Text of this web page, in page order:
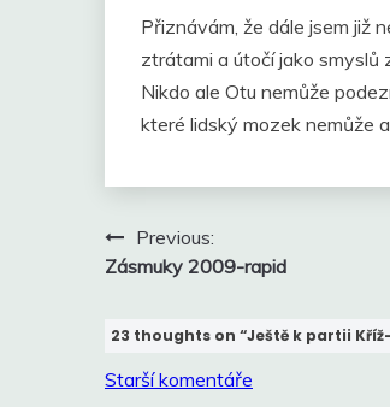
Přiznávám, že dále jsem již
ztrátami a útočí jako smyslů
Nikdo ale Otu nemůže
které lidský mozek nemůže
Navigace
pro
příspěvek
Previous:
Zásmuky 2009-rapid
23 thoughts on “Ještě k partii
Navigace
pro
Starší komentáře